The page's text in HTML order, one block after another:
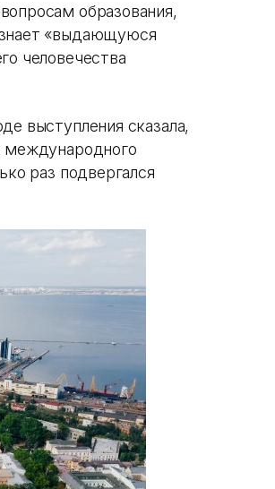
образования,
«выдающуюся
человечества
выступления сказала,
международного
раз подвергался